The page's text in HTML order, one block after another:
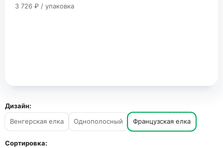
3 726 ₽ / упаковка
Дизайн:
Венгерская елка
Однополосный Французская елка
Сортировка: